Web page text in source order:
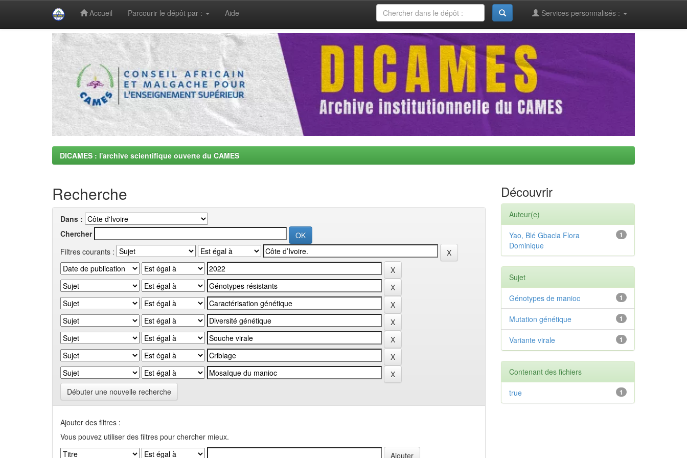
Accueil Parcourir le dépôt par : Aide Services personnalisés :
DICAMES : l'archive scientifique ouverte du CAMES
Recherche
Dans :
Chercher
Filtres courants :
Débuter une nouvelle recherche
Ajouter des filtres :
Vous pouvez utiliser des filtres pour chercher mieux.
Découvrir
Auteur(e)
1
Yao, Blé Gbacla Flora
Dominique
Sujet
1
Génotypes de manioc
1
Mutation génétique
1
Variante virale
Contenant des fichiers
1
true